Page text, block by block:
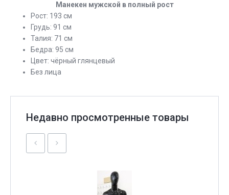
Манекен мужской в полный рост
Рост: 193 см
Грудь: 91 см
Талия: 71 см
Бедра: 95 см
Цвет: чёрный глянцевый
Без лица
Недавно просмотренные товары